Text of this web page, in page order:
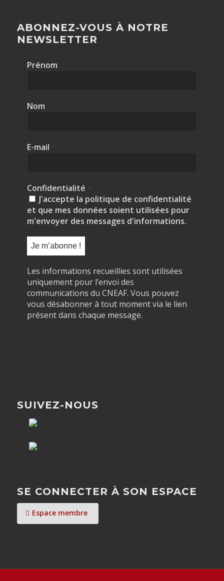
ABONNEZ-VOUS À NOTRE
NEWSLETTER
Prénom
Nom
E-mail
Confidentialité
J'accepte la politique de confidentialité
et que mes données soient utilisées pour
m'envoyer des messages d'informations.
Les informations recueillies sont utilisées
uniquement pour l’envoi des
communications du CNEAF. Vous pouvez
vous désabonner à tout moment via le lien
présent dans chaque message.
SUIVEZ-NOUS
SE CONNECTER À SON ESPACE
Espace membre